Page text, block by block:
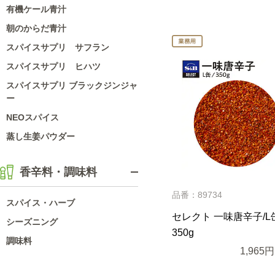
有機ケール青汁
朝のからだ青汁
スパイスサプリ サフラン
スパイスサプリ ヒハツ
スパイスサプリ ブラックジンジャ
ー
NEOスパイス
蒸し生姜パウダー
香辛料・調味料
スパイス・ハーブ
シーズニング
調味料
品番：89734
セレクト 一味唐辛子/L
350g
1,965円